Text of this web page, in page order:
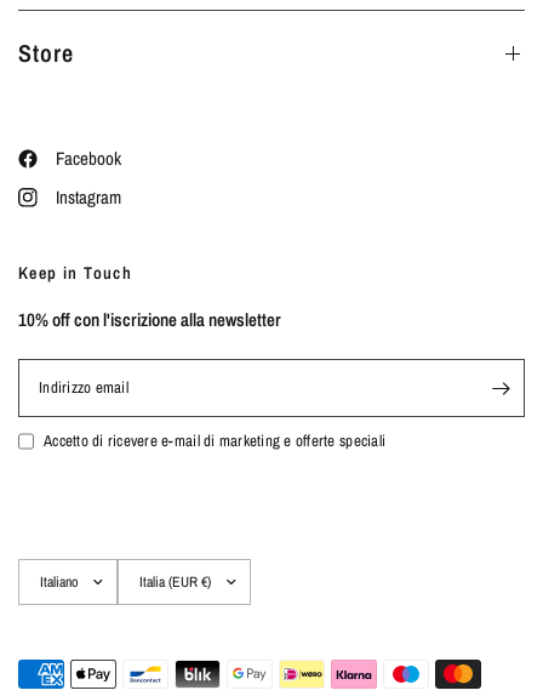
Store
Facebook
Instagram
Keep in Touch
10% off con l'iscrizione alla newsletter
Indirizzo email
Accetto di ricevere e-mail di marketing e offerte speciali
paese/area
paese/area